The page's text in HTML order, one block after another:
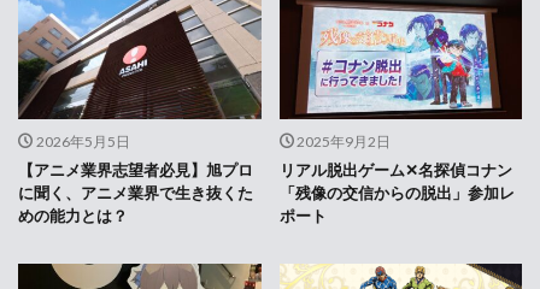
2026年5月5日
【アニメ業界志望者必見】旭プロ
に聞く、アニメ業界で生き抜くた
めの能力とは？
2025年9月2日
リアル脱出ゲーム✕名探偵コナン
「残像の交信からの脱出」参加レ
ポート